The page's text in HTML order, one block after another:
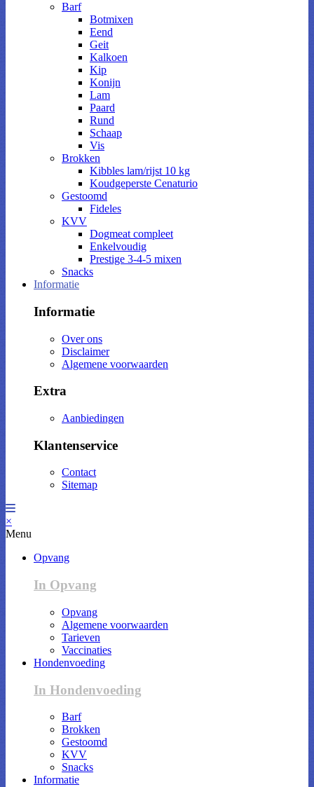
Barf
Botmixen
Eend
Geit
Kalkoen
Kip
Konijn
Lam
Paard
Rund
Schaap
Vis
Brokken
Kibbles lam/rijst 10 kg
Koudgeperste Cenaturio
Gestoomd
Fideles
KVV
Dogmeat compleet
Enkelvoudig
Prestige 3-4-5 mixen
Snacks
Informatie
Informatie
Over ons
Disclaimer
Algemene voorwaarden
Extra
Aanbiedingen
Klantenservice
Contact
Sitemap
×
Menu
Opvang
In Opvang
Opvang
Algemene voorwaarden
Tarieven
Vaccinaties
Hondenvoeding
In Hondenvoeding
Barf
Brokken
Gestoomd
KVV
Snacks
Informatie